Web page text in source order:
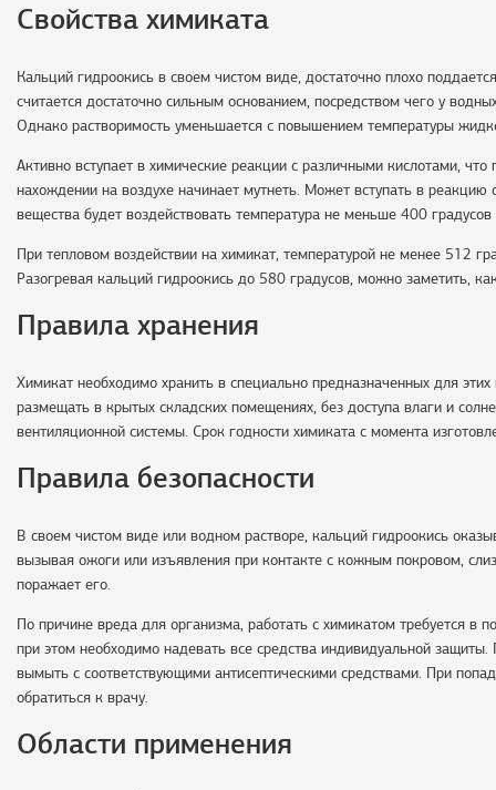
Свойства химиката
Кальций гидроокись в своем чистом виде, достаточно плохо
считается достаточно сильным основанием, посредством чего у
Однако растворимость уменьшается с повышением температуры
Активно вступает в химические реакции с различными кислотами,
нахождении на воздухе начинает мутнеть. Может вступать в реакцию
вещества будет воздействовать температура не меньше 400
При тепловом воздействии на химикат, температурой не менее 512
Разогревая кальций гидроокись до 580 градусов, можно заметить,
Правила хранения
Химикат необходимо хранить в специально предназначенных для
размещать в крытых складских помещениях, без доступа влаги и
вентиляционной системы. Срок годности химиката с момента
Правила безопасности
В своем чистом виде или водном растворе, кальций гидроокись
вызывая ожоги или изъявления при контакте с кожным покровом,
поражает его.
По причине вреда для организма, работать с химикатом требуется в
при этом необходимо надевать все средства индивидуальной защиты.
вымыть с соответствующими антисептическими средствами. При
обратиться к врачу.
Области применения